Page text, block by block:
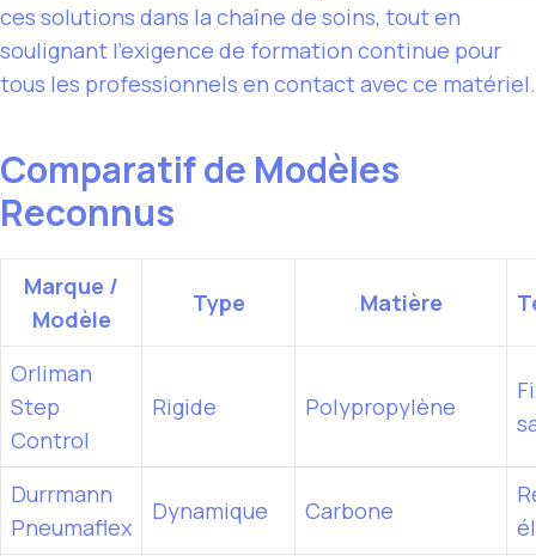
ces solutions dans la chaîne de soins, tout en
soulignant l’exigence de formation continue pour
tous les professionnels en contact avec ce matériel.
Comparatif de Modèles
Reconnus
Marque /
Modèle
Type Matière
Orliman
Step
Control
Rigide Polypropylène
Durrmann
Pneumaflex
Dynamique Carbone